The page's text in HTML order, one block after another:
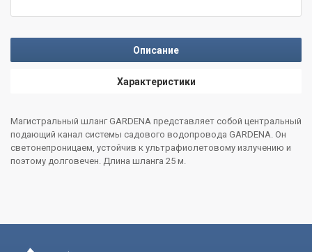
Описание
Характеристики
Магистральный шланг GARDENA представляет собой центральный
подающий канал системы садового водопровода GARDENA. Он
светонепроницаем, устойчив к ультрафиолетовому излучению и
поэтому долговечен. Длина шланга 25 м.